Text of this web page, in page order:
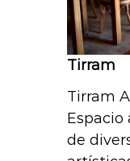
Tirram
Tirram
de